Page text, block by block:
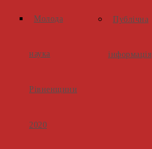
Молода
наука
Рівненщини
2020
Публічна
інформація